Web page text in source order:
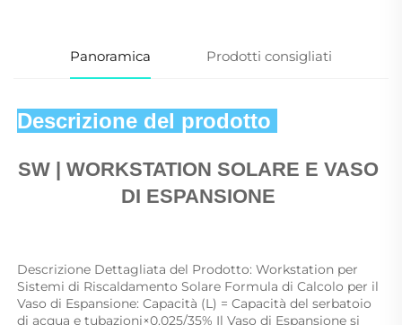
Panoramica Prodotti consigliati
Descrizione del prodotto
SW | WORKSTATION SOLARE E VASO
DI ESPANSIONE
Descrizione Dettagliata del Prodotto: Workstation per
Sistemi di Riscaldamento Solare Formula di Calcolo per il
Vaso di Espansione: Capacità (L) = Capacità del serbatoio
di acqua e tubazioni×0.025/35% Il Vaso di Espansione si